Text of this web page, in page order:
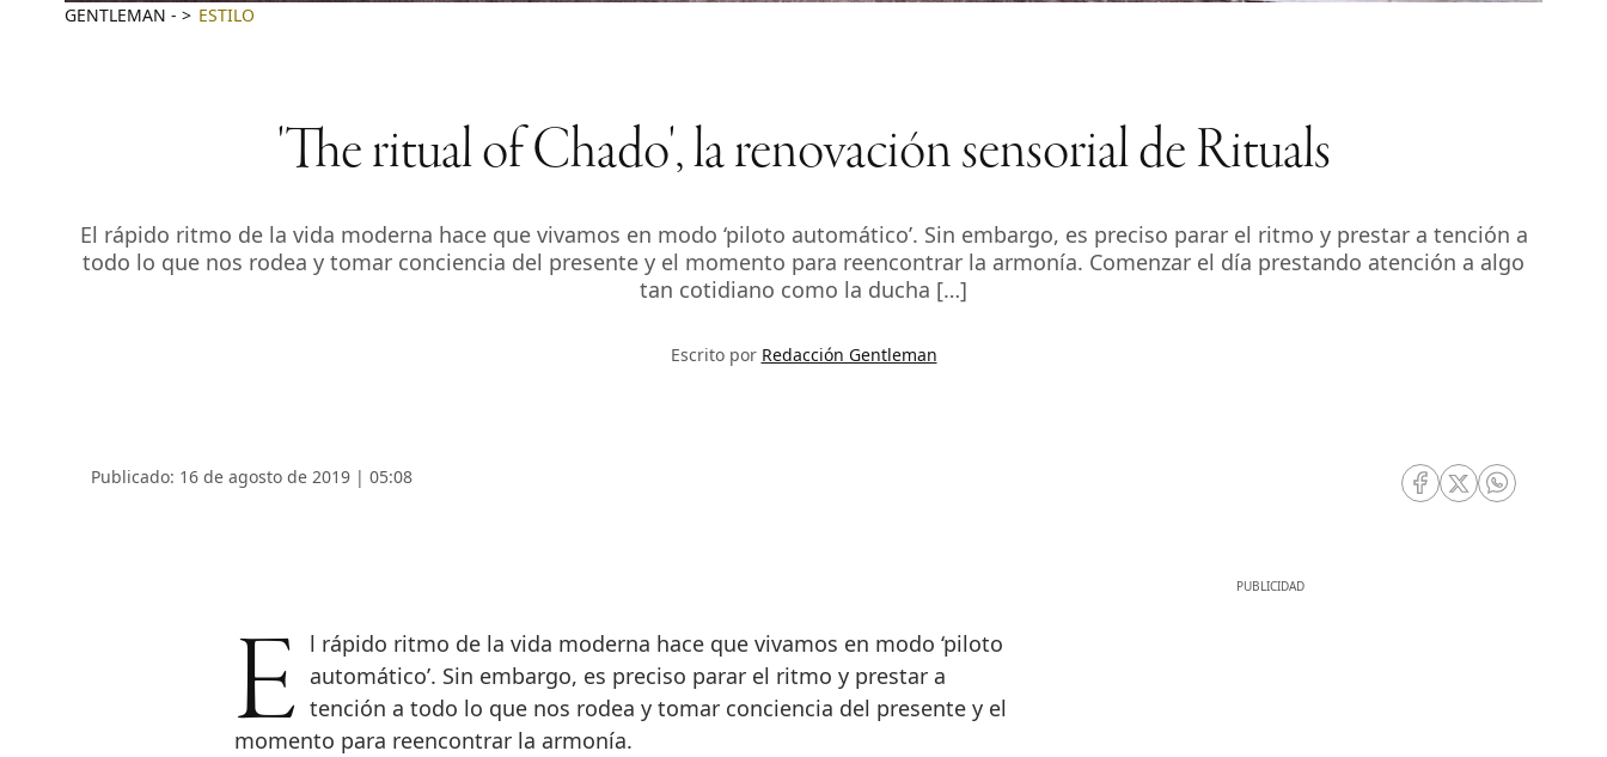
GENTLEMAN - ESTILO
'The ritual of Chado', la renovación sensorial de Rituals
El rápido ritmo de la vida moderna hace que vivamos en modo ‘piloto automático’. Sin embargo, es preciso parar el ritmo y prestar a tención a
todo lo que nos rodea y tomar conciencia del presente y el momento para reencontrar la armonía. Comenzar el día prestando atención a algo
tan cotidiano como la ducha […]
Escrito por Redacción Gentleman
Publicado: 16 de agosto de 2019 | 05:08
RRSS Facebook
RRSS Twitter
RRSS
El rápido ritmo de la vida moderna hace que vivamos en modo ‘piloto automático’. Sin embargo, es preciso parar el ritmo y prestar a
tención a todo lo que nos rodea y tomar conciencia del presente y el
momento para reencontrar la armonía.